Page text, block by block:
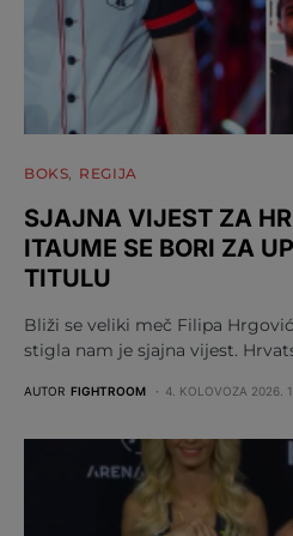
BOKS REGIJA
SJAJNA VIJEST ZA
ITAUME SE BORI ZA
TITULU
Bliži se veliki meč Filipa
stigla nam je sjajna vijest.
AUTOR FIGHTROOM 4. KOLOVOZA 2026.